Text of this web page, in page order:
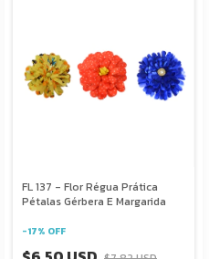
FL 137 - Flor Régua Prática
Pétalas Gérbera E Margarida
-17% OFF